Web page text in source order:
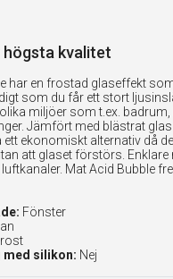
kvalitet
har en frostad glaseffekt
som du får ett stort
miljöer som t.ex. badrum,
Jämfört med blästrat
ett ekonomiskt alternativ då
att glaset förstörs. Enklare
Mat Acid Bubble
Fönster
med silikon: Nej